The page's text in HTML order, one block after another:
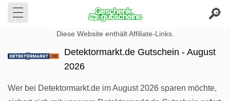
Diese Website enthält Affiliate-Links.
Detektormarkt.de Gutschein - August
2026
Wer bei Detektormarkt.de im August 2026 sparen möchte,